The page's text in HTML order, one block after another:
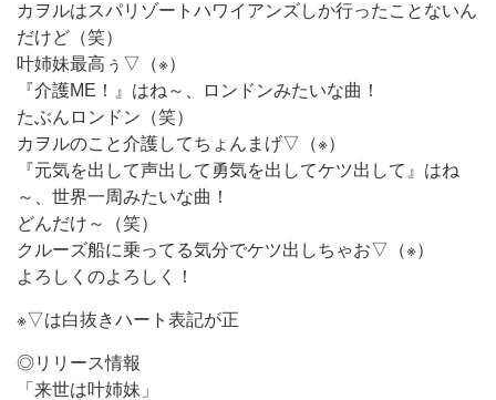
カヲルはスパリゾートハワイアンズしか行ったことないん
だけど（笑）
叶姉妹最高ぅ▽（※）
『介護ME！』はね～、ロンドンみたいな曲！
たぶんロンドン（笑）
カヲルのこと介護してちょんまげ▽（※）
『元気を出して声出して勇気を出してケツ出して』はね
～、世界一周みたいな曲！
どんだけ～（笑）
クルーズ船に乗ってる気分でケツ出しちゃお▽（※）
よろしくのよろしく！
※▽は白抜きハート表記が正
◎リリース情報
「来世は叶姉妹」